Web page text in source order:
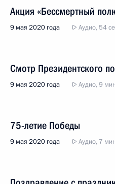
Акция «Бессмертный
9 мая 2020 года Аудио, 54
Смотр Президентского
9 мая 2020 года Аудио, 9
75-летие Победы
9 мая 2020 года Аудио, 7